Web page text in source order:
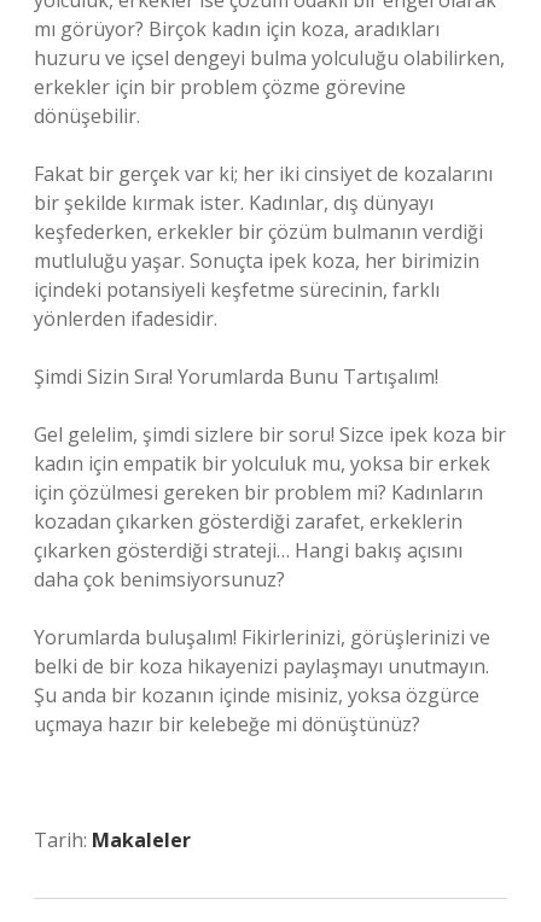
mı görüyor? Birçok kadın için koza, aradıkları
huzuru ve içsel dengeyi bulma yolculuğu olabilirken,
erkekler için bir problem çözme görevine
dönüşebilir.
Fakat bir gerçek var ki; her iki cinsiyet de kozalarını
bir şekilde kırmak ister. Kadınlar, dış dünyayı
keşfederken, erkekler bir çözüm bulmanın verdiği
mutluluğu yaşar. Sonuçta ipek koza, her birimizin
içindeki potansiyeli keşfetme sürecinin, farklı
yönlerden ifadesidir.
Şimdi Sizin Sıra! Yorumlarda Bunu Tartışalım!
Gel gelelim, şimdi sizlere bir soru! Sizce ipek koza bir
kadın için empatik bir yolculuk mu, yoksa bir erkek
için çözülmesi gereken bir problem mi? Kadınların
kozadan çıkarken gösterdiği zarafet, erkeklerin
çıkarken gösterdiği strateji… Hangi bakış açısını
daha çok benimsiyorsunuz?
Yorumlarda buluşalım! Fikirlerinizi, görüşlerinizi ve
belki de bir koza hikayenizi paylaşmayı unutmayın.
Şu anda bir kozanın içinde misiniz, yoksa özgürce
uçmaya hazır bir kelebeğe mi dönüştünüz?
Tarih: Makaleler